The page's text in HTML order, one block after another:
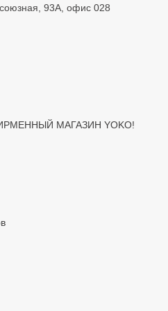
93А, офис 028
МАГАЗИН YOKO!